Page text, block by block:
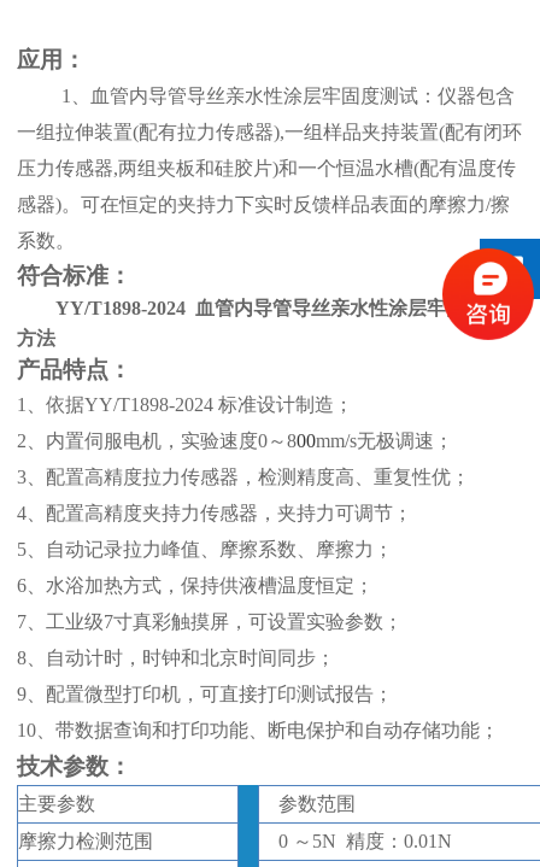
应用：
1、
血管内导管导丝亲水性涂层牢固度测试：仪器包含
一组拉伸装置(配有拉力传感器),一组样品夹持装置(配有闭环
压力传感器,两组夹板和硅胶片)和一个恒温水槽(配有温度传
感器)。可在恒定的夹持力下实时反馈样品表面的摩擦力/擦
系数。
符合标准：
YY/T1898-2024 血管内导管导丝亲水性涂层牢固度试验
方法
产品特点 ：
1、 依据YY/T1898-2024 标准设计制造；
2、 内置伺服电机， 实验速度0～800mm/s无极调速 ；
3、 配置高精度拉力传感器，检测精度高、重复性优；
4、 配置高精度夹持力传感器，夹持力可调节；
5、
自动记录拉力峰值、摩擦系数、摩擦力；
6、 水浴加热方式，保持供液槽温度恒定；
7、 工业级7寸真彩触摸屏，可设置实验参数；
8、
自动计时，时钟和北京时间同步；
9、 配置微型打印机，可直接打印测试报告；
10、带数据查询和打印功能、断电保护和自动存储功能；
技术参数：
主要参数
参数范围
摩擦力检测范围
0 ～ 5N 精度：0.01N